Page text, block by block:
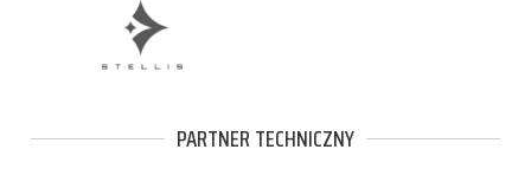
PARTNER TECHNICZNY